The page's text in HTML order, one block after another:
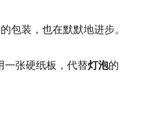
包装，也在默默地进步。
一张硬纸板，代替灯泡的